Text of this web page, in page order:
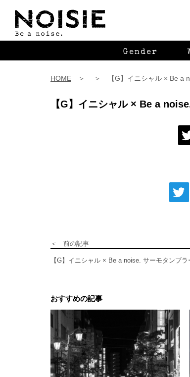
Gender
HOME ＞ ＞ 【G】イニシャル × Be a
【G】イニシャル × Be a
＜ 前の記事
【G】イニシャル × Be a noise. サーモタンブラ
おすすめの記事